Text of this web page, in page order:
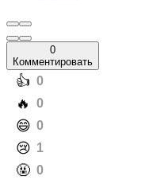
0
Комментировать
️👍 0
️🔥 0
️😄 0
️😢 1
️🤬 0